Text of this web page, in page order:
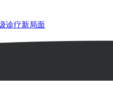
诊疗新局面